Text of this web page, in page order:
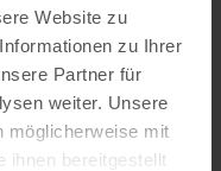
Website zu
zu Ihrer
Partner für
weiter. Unsere
möglicherweise mit
ihnen bereitgestellt